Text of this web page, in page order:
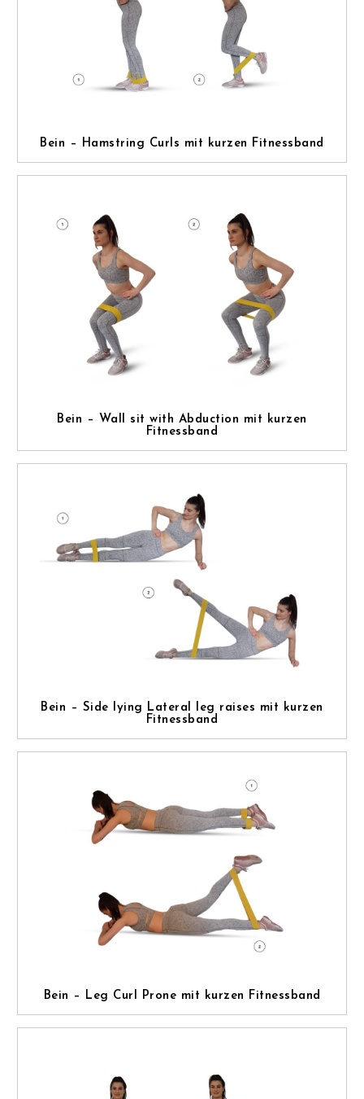
Bein – Hamstring Curls mit kurzen Fitnessband
Bein – Wall sit with Abduction mit kurzen
Fitnessband
Bein – Side lying Lateral leg raises mit kurzen
Fitnessband
Bein – Leg Curl Prone mit kurzen Fitnessband